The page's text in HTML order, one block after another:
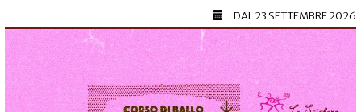
DAL23 SETTEMBRE 2026